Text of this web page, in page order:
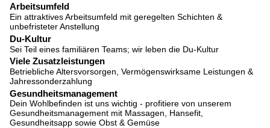
Arbeitsumfeld
Ein attraktives Arbeitsumfeld mit geregelten Schichten &
unbefristeter Anstellung
Du-Kultur
Sei Teil eines familiären Teams; wir leben die Du-Kultur
Viele Zusatzleistungen
Betriebliche Altersvorsorgen, Vermögenswirksame Leistungen &
Jahressonderzahlung
Gesundheitsmanagement
Dein Wohlbefinden ist uns wichtig - profitiere von unserem
Gesundheitsmanagement mit Massagen, Hansefit,
Gesundheitsapp sowie Obst & Gemüse